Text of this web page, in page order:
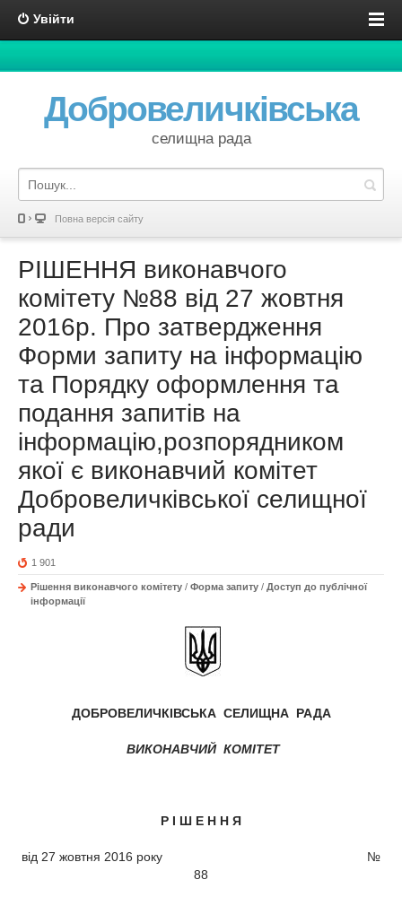
Увійти
Добровеличківська
селищна рада
Повна версія сайту
РІШЕННЯ виконавчого
комітету №88 від 27 жовтня
2016р. Про затвердження
Форми запиту на інформацію
та Порядку оформлення та
подання запитів на
інформацію,розпорядником
якої є виконавчий комітет
Добровеличківської селищної
ради
1 901
Рішення виконавчого комітету / Форма запиту / Доступ до публічної
інформації
ДОБРОВЕЛИЧКІВСЬКА СЕЛИЩНА РАДА
ВИКОНАВЧИЙ КОМІТЕТ
Р І Ш Е Н Н Я
від 27 жовтня 2016 року №
88